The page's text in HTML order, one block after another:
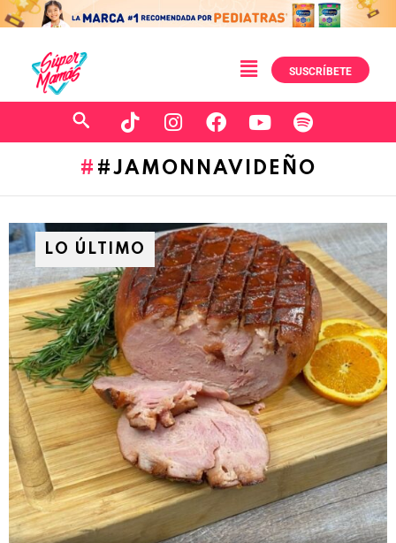
SUSCRÍBETE
#JAMONNAVIDEÑO
LO ÚLTIMO